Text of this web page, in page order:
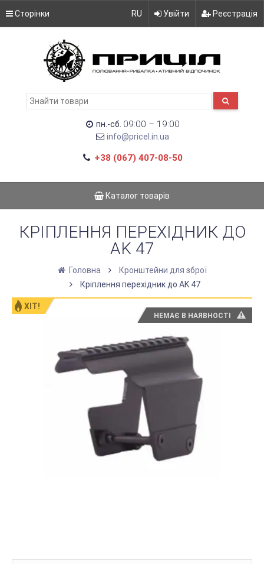
Сторінки RU Увійти Реєстрація
пн.-сб. 09:00 – 19:00
info@pricel.in.ua
+38 (067) 407-08-50
Каталог товарів
КРІПЛЕННЯ ПЕРЕХІДНИК ДО
AK 47
Головна
Кронштейни для зброї
Кріплення перехідник до AK 47
ХІТ!
НЕМАЄ В НАЯВНОСТІ